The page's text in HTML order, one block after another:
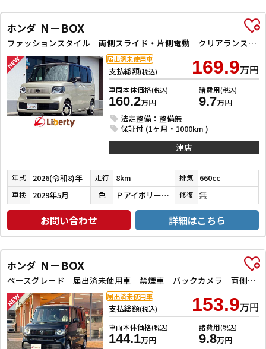
ホンダ N－BOX
ファッションスタイル 両側スライド・片側電動 クリアランスソナー オートクルーズコントロール レーンアシスト オートライト スマートキー アイドリングストップ 電動格納ミラー ベンチシート CVT ESC
支払総額(税込) 169.9万円
車両本体価格(税込)
160.2万円
諸費用(税込)
9.7万円
法定整備：整備無
保証付 (1ヶ月・1000km )
届出済未使用車
津店
年式 2026(令和8)年 走行 8km 排気 660cc
車検 2029年5月 色 ＰアイボリーＰⅡ／ＰＤＭＰ 修復 無
お問い合わせ 詳細はこちら
ホンダ N－BOX
ベースグレード 届出済未使用車 禁煙車 バックカメラ 両側スライド・片側電動 クリアランスソナー オートクルーズコントロール レーンアシスト オートライト スマートキー アイドリングストップ シートヒーター
支払総額(税込) 153.9万円
車両本体価格(税込)
144.1万円
諸費用(税込)
9.8万円
届出済未使用車